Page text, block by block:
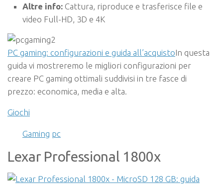
Altre info: Cattura, riproduce e trasferisce file e
video Full-HD, 3D e 4K
PC gaming: configurazioni e guida all’acquistoIn questa
guida vi mostreremo le migliori configurazioni per
creare PC gaming ottimali suddivisi in tre fasce di
prezzo: economica, media e alta.
Giochi
Gaming pc
Lexar Professional 1800x